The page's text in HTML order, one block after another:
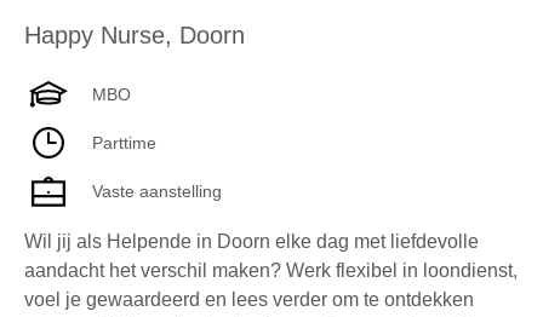
Happy Nurse, Doorn
MBO
Parttime
Vaste aanstelling
Wil jij als Helpende in Doorn elke dag met liefdevolle
aandacht het verschil maken? Werk flexibel in loondienst,
voel je gewaardeerd en lees verder om te ontdekken